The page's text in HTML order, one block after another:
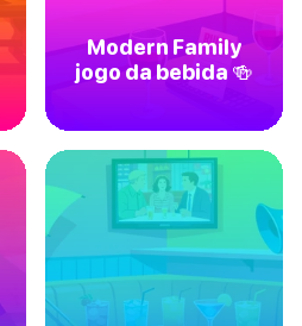
Modern Family
jogo da bebida 🍻